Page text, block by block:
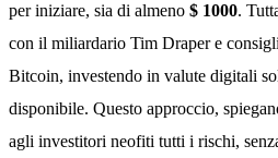
per iniziare, sia di almeno $ 1000.
con il miliardario Tim Draper e
Bitcoin, investendo in valute digitali
disponibile. Questo approccio,
agli investitori neofiti tutti i rischi,